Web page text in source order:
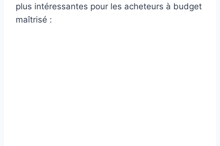
plus intéressantes pour les acheteurs à budget
maîtrisé :